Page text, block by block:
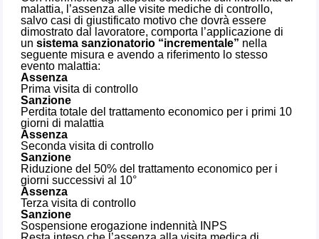
malattia, l’assenza alle visite mediche di controllo,
salvo casi di giustificato motivo che dovrà essere
dimostrato dal lavoratore, comporta l’applicazione di
unsistema sanzionatorio “incrementale” nella
seguente misura e avendo a riferimento lo stesso
evento malattia:
Assenza
Prima visita di controllo
Sanzione
Perdita totale del trattamento economico per i primi 10
giorni di malattia
Assenza
Seconda visita di controllo
Sanzione
Riduzione del 50% del trattamento economico per i
giorni successivi al 10°
Assenza
Terza visita di controllo
Sanzione
Sospensione erogazione indennità INPS